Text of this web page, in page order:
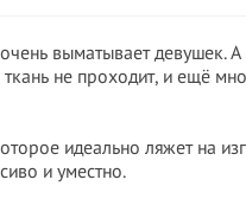
выматывает девушек. А
не проходит, и ещё
идеально ляжет на
и уместно.